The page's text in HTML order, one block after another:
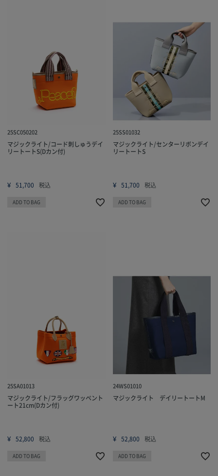
25SC050202
マジックライト/コード刺しゅうデイ
リートートS(Dカン付)
¥ 51,700 税込
ADD TO BAG
25SS01032
マジックライト/センターリボンデイ
リートートS
¥ 51,700 税込
ADD TO BAG
25SA01013
マジックライト/フラッグワッペント
ート21cm(Dカン付)
¥ 52,800 税込
ADD TO BAG
24WS01010
マジックライト デイリートートM
¥ 52,800 税込
ADD TO BAG